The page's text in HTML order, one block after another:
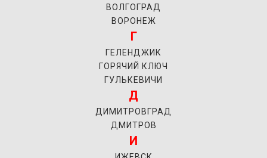
ВОЛГОГРАД
ВОРОНЕЖ
Г
ГЕЛЕНДЖИК
ГОРЯЧИЙ КЛЮЧ
ГУЛЬКЕВИЧИ
Д
ДИМИТРОВГРАД
ДМИТРОВ
И